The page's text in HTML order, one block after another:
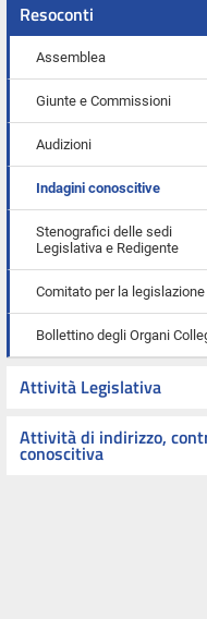
Resoconti
Assemblea
Giunte e Commissioni
Audizioni
Indagini conoscitive
Stenografici delle sedi
Legislativa e Redigente
Comitato per la legislazione
Bollettino degli Organi
Attività Legislativa
Attività di indirizzo,
conoscitiva